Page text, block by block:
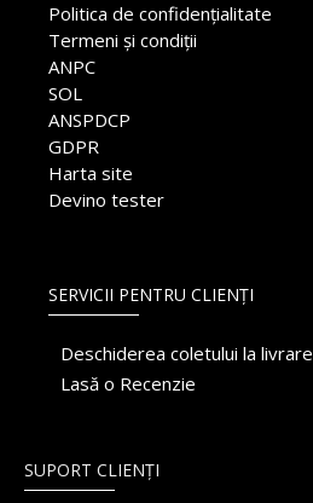
Politica de confidențialitate
Termeni și condiții
ANPC
SOL
ANSPDCP
GDPR
Harta site
Devino tester
SERVICII PENTRU CLIENȚI
Deschiderea coletului la livrare
Lasă o Recenzie
SUPORT CLIENȚI